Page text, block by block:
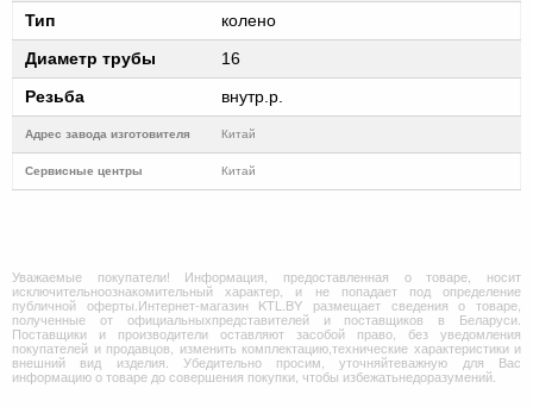
Тип
колено
Диаметр трубы
16
Резьба
внутр.р.
Адрес завода изготовителя Китай
Cервисные центры Китай
Уважаемые покупатели! Информация, предоставленная о товаре, носит
исключительноознакомительный характер, и не попадает под определение
публичной оферты.Интернет-магазин KTL.BY размещает сведения о товаре,
полученные от официальныхпредставителей и поставщиков в Беларуси.
Поставщики и производители оставляют засобой право, без уведомления
покупателей и продавцов, изменить комплектацию,технические характеристики и
внешний вид изделия. Убедительно просим, уточняйтеважную для Вас
информацию о товаре до совершения покупки, чтобы избежатьнедоразумений.